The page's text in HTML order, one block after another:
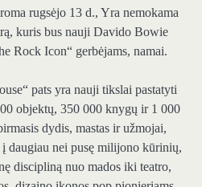
rugsėjo 13 d., Yra nemokama
kuris bus nauji Davido Bowie
Rock Icon“ gerbėjams, namai.
pats yra nauji tikslai pastatyti
objektų, 350 000 knygų ir 1 000
dydis, mastas ir užmojai,
daugiau nei pusę milijono kūrinių,
discipliną nuo mados iki teatro,